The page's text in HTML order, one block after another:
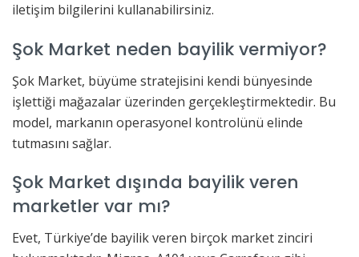
iletişim bilgilerini kullanabilirsiniz.
Şok Market neden bayilik vermiyor?
Şok Market, büyüme stratejisini kendi bünyesinde
işlettiği mağazalar üzerinden gerçekleştirmektedir. Bu
model, markanın operasyonel kontrolünü elinde
tutmasını sağlar.
Şok Market dışında bayilik veren
marketler var mı?
Evet, Türkiye’de bayilik veren birçok market zinciri